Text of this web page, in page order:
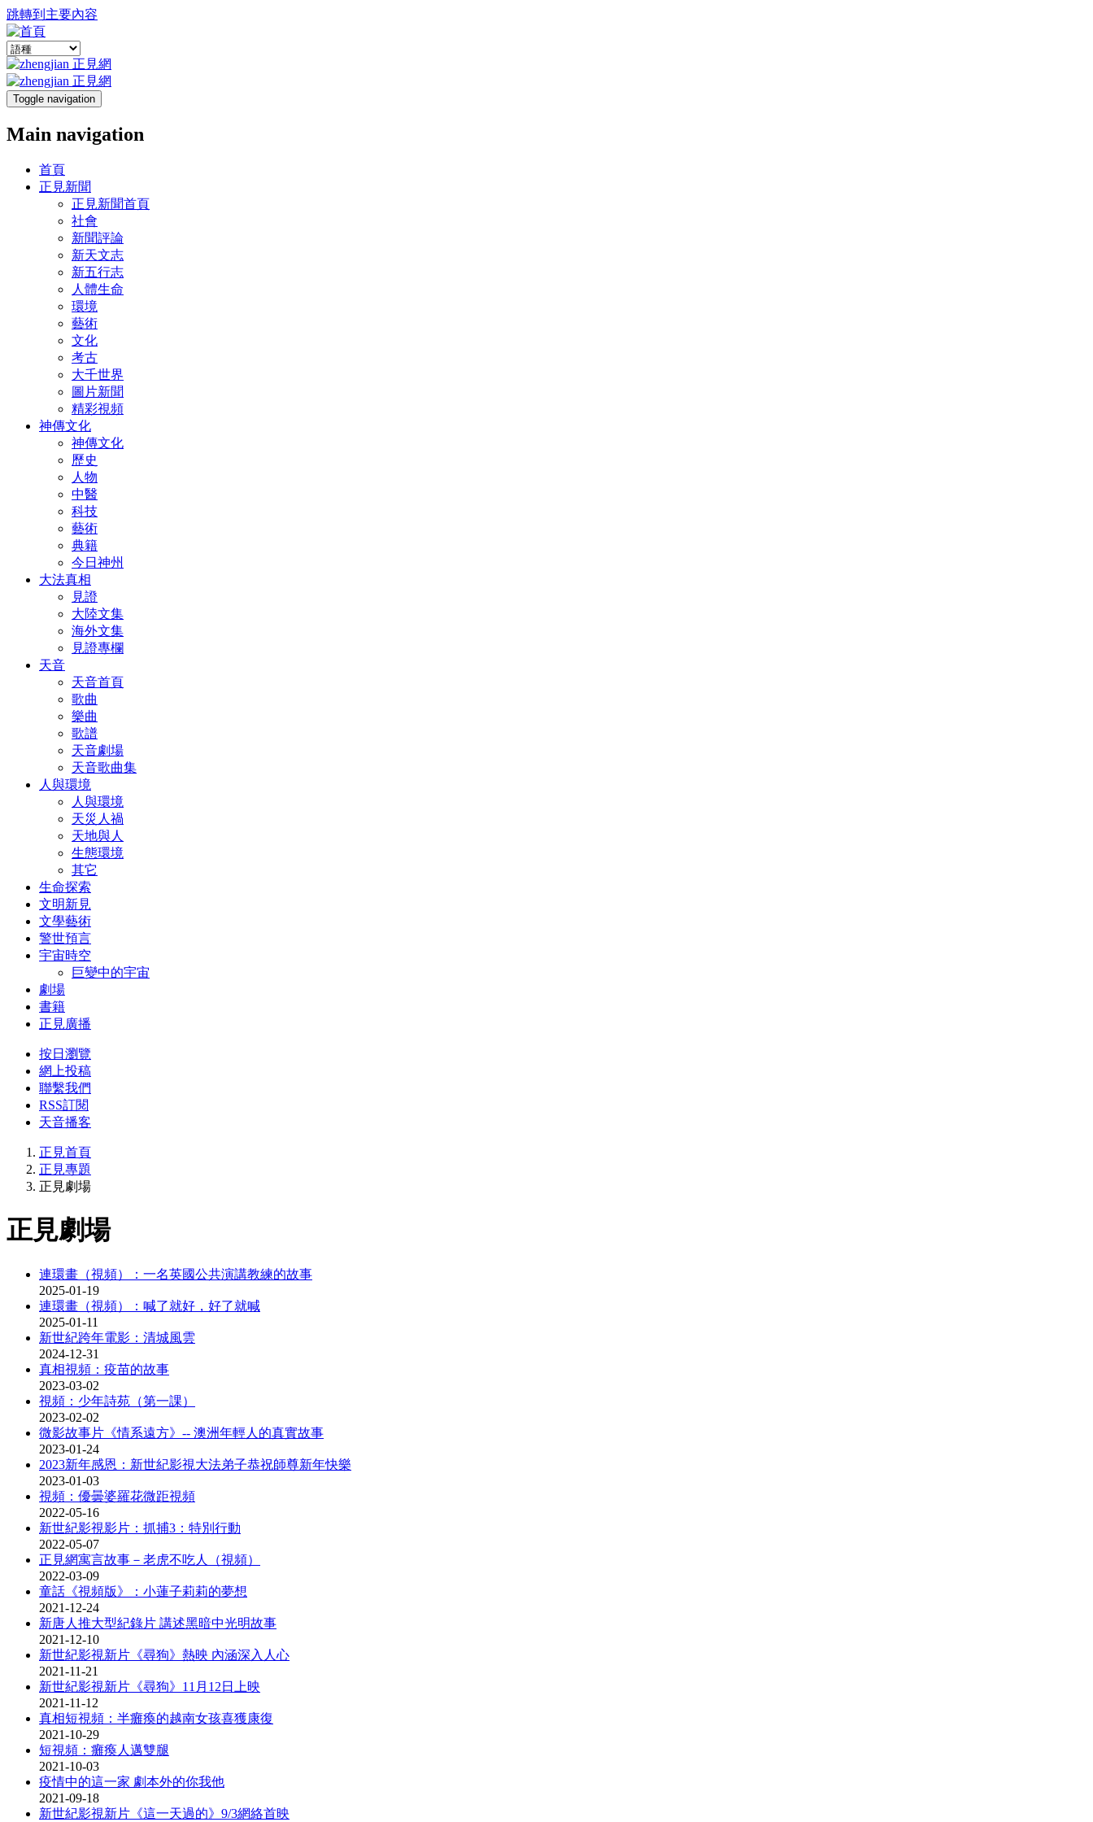
跳轉到主要內容
Toggle navigation
Main navigation
首頁
正見新聞
正見新聞首頁
社會
新聞評論
新天文志
新五行志
人體生命
環境
藝術
文化
考古
大千世界
圖片新聞
精彩視頻
神傳文化
神傳文化
歷史
人物
中醫
科技
藝術
典籍
今日神州
大法真相
見證
大陸文集
海外文集
見證專欄
天音
天音首頁
歌曲
樂曲
歌譜
天音劇場
天音歌曲集
人與環境
人與環境
天災人禍
天地與人
生態環境
其它
生命探索
文明新見
文學藝術
警世預言
宇宙時空
巨變中的宇宙
劇場
書籍
正見廣播
按日瀏覽
網上投稿
聯繫我們
RSS訂閱
天音播客
正見首頁
正見專題
正見劇場
正見劇場
連環畫（視頻）：一名英國公共演講教練的故事
2025-01-19
連環畫（視頻）：喊了就好，好了就喊
2025-01-11
新世紀跨年電影：清城風雲
2024-12-31
真相視頻：疫苗的故事
2023-03-02
視頻：少年詩苑（第一課）
2023-02-02
微影故事片《情系遠方》-- 澳洲年輕人的真實故事
2023-01-24
2023新年感恩：新世紀影視大法弟子恭祝師尊新年快樂
2023-01-03
視頻：優曇婆羅花微距視頻
2022-05-16
新世紀影視影片：抓捕3：特別行動
2022-05-07
正見網寓言故事－老虎不吃人（視頻）
2022-03-09
童話《視頻版》：小蓮子莉莉的夢想
2021-12-24
新唐人推大型紀錄片 講述黑暗中光明故事
2021-12-10
新世紀影視新片《尋狗》熱映 內涵深入人心
2021-11-21
新世紀影視新片《尋狗》11月12日上映
2021-11-12
真相短視頻：半癱瘓的越南女孩喜獲康復
2021-10-29
短視頻：癱瘓人邁雙腿
2021-10-03
疫情中的這一家 劇本外的你我他
2021-09-18
新世紀影視新片《這一天過的》9/3網絡首映